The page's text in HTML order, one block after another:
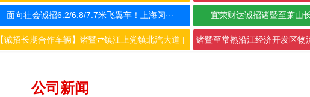
期合··· 作，···
面向社会诚招6.2/6.8/7.7米飞翼车！上海闵··· 宜荣财达诚招诸暨至萧山
【诚招长期合作车辆】诸暨⇄镇江上党镇北汽大道 | 诸暨至常熟沿江经济开发区物
公司新闻